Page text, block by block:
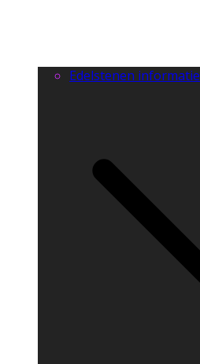
Edelstenen informatie